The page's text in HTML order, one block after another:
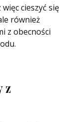
więc cieszyć się
również
z obecności
z